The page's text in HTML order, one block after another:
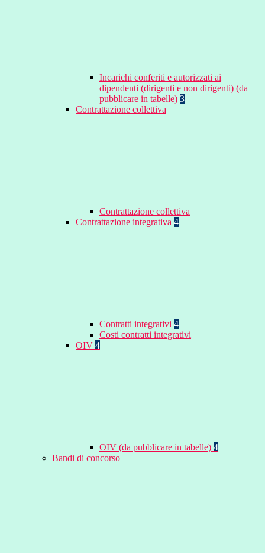
Incarichi conferiti e autorizzati ai
dipendenti (dirigenti e non dirigenti) (da
pubblicare in tabelle) 3
Contrattazione collettiva
Contrattazione collettiva
Contrattazione integrativa 4
Contratti integrativi 4
Costi contratti integrativi
OIV 4
OIV (da pubblicare in tabelle) 4
Bandi di concorso